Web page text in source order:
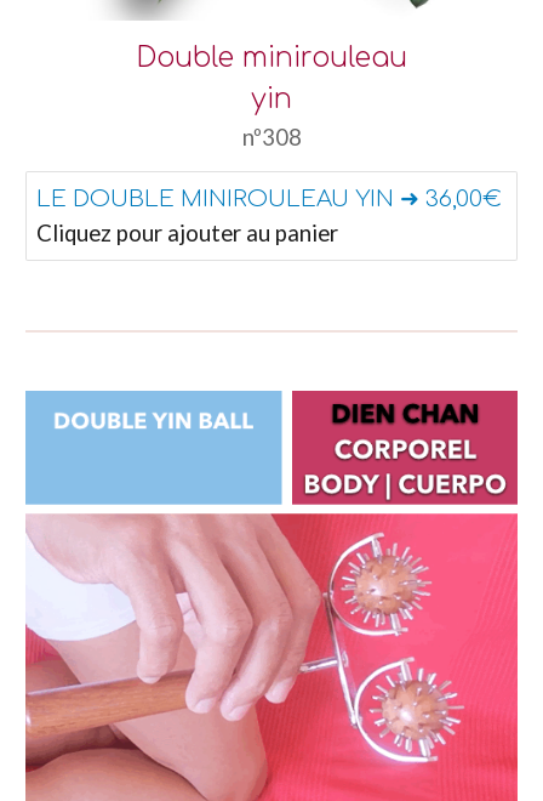
Double minirouleau
yin
nº308
LE DOUBLE MINIROULEAU YIN ➜ 36,00€
Cliquez pour ajouter au panier